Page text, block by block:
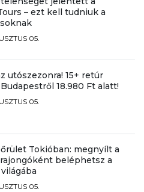
– ezt kell tudniuk a
05.
utószezonra! 15+ retúr
18.980 Ft alatt!
05.
Tokióban: megnyílt a
beléphetsz a
05.